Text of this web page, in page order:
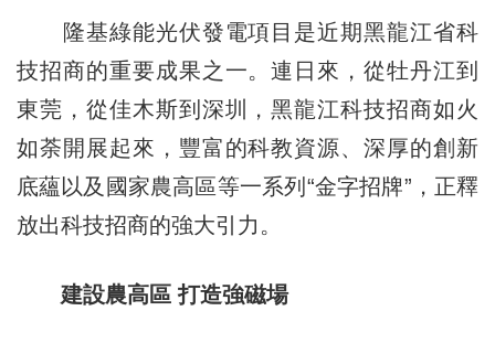
隆基綠能光伏發電項目是近期黑龍江省科
技招商的重要成果之一。連日來，從牡丹江到
東莞，從佳木斯到深圳，黑龍江科技招商如火
如荼開展起來，豐富的科教資源、深厚的創新
底蘊以及國家農高區等一系列“金字招牌”，正釋
放出科技招商的強大引力。
建設農高區 打造強磁場